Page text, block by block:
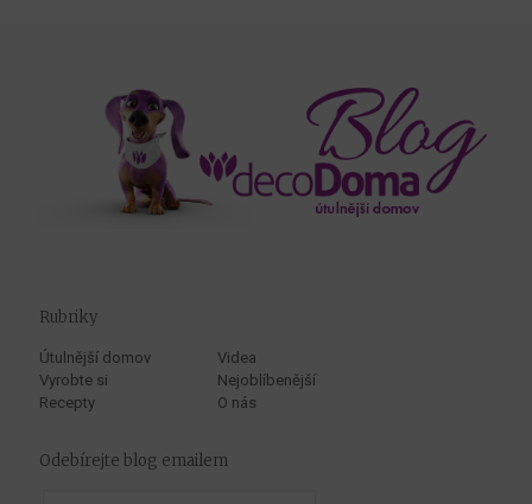
Rubriky
Útulnější domov
Vyrobte si
Recepty
Videa
Nejoblíbenější
O nás
Odebírejte blog emailem